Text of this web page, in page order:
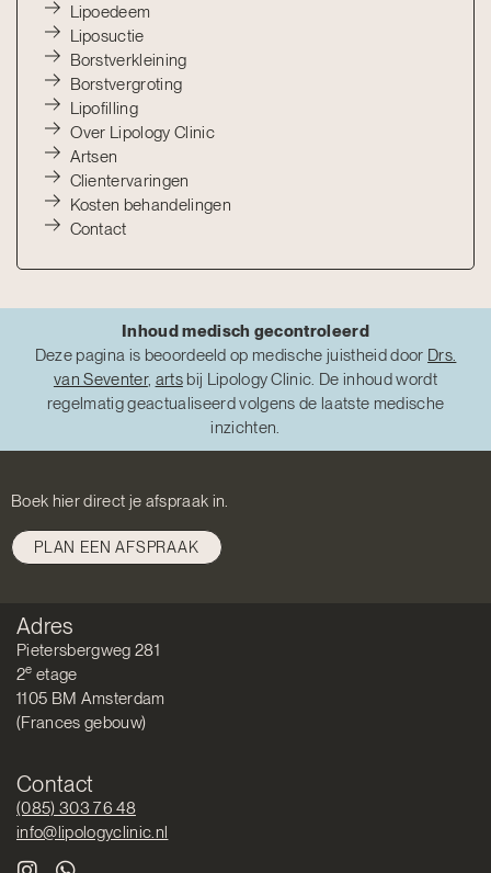
Lipoedeem
Liposuctie
Borstverkleining
Borstvergroting
Lipofilling
Over Lipology Clinic
Artsen
Clientervaringen
Kosten behandelingen
Contact
Inhoud medisch gecontroleerd
Deze pagina is beoordeeld op medische juistheid door Drs.
van Seventer, artsbij Lipology Clinic. De inhoud wordt
regelmatig geactualiseerd volgens de laatste medische
inzichten.
Boek hier direct je afspraak in.
PLAN EEN AFSPRAAK
Adres
Pietersbergweg 281
2e etage
1105 BM Amsterdam
(Frances gebouw)
Contact
(085) 303 76 48
info@lipologyclinic.nl